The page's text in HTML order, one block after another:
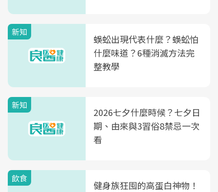
新知
蜈蚣出現代表什麼？蜈蚣怕
什麼味道？6種消滅方法完
整教學
新知
2026七夕什麼時候？七夕日
期、由來與3習俗8禁忌一次
看
飲食
健身族狂囤的高蛋白神物！